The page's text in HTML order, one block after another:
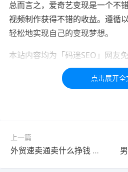
总而言之，爱奇艺变现是一个不
视频制作获得不错的收益。遵循
轻松地实现自己的变现梦想。
本站内容均为「码迷SEO」网友
习交流，如有疑问，请联系我们
上一篇
外贸速卖通卖什么挣钱 速卖通采集速卖通注意什么